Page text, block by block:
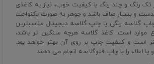
تک رنگ و چند رنگ با کیفیت خوب، نیاز به کاغذی
و بسیار صاف باشد و جوهر به صورت یکنواخت
گلاسه رنگی یا چاپ گلاسه دیجیتال مناسبترین
موارد است. کاغذ گلاسه هرچه سنگین تر باشد،
است و کیفیت چاپ بر روی آن بهتر خواهد بود.
اعلاء را با چاپ فتوگلاسه انجام می دهند.